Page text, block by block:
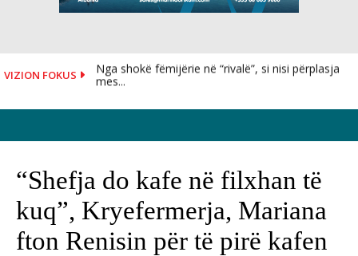
VIZION FOKUS
Nga shokë fëmijërie në “rivalë”, si nisi përplasja
mes...
“Shefja do kafe në filxhan të
kuq”, Kryefermerja, Mariana
fton Renisin për të pirë kafen